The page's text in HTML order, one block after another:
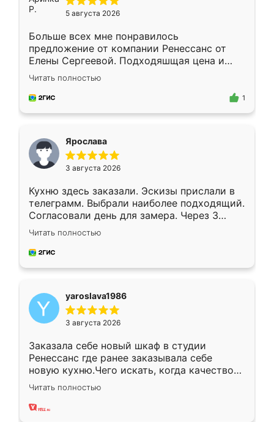
5 августа 2026
Больше всех мне понравилось
предложение от компании Ренессанс от
Елены Сергеевой. Подходяшщая цена и
короткие сроки изготовления. Приехавший
для замера сотрудник Владислав
предложил по моему эскизу самый
Читать полностью
1
Ярослава
3 августа 2026
Кухню здесь заказали. Эскизы прислали в
телеграмм. Выбрали наиболее подходящий.
Согласовали день для замера. Через 3
недели кухня была уже готова. Остались
довольны работой. Спасибо Ренессанс
мебель за качественную работу!
Читать полностью
yaroslava1986
3 августа 2026
Заказала себе новый шкаф в студии
Ренессанс где ранее заказывала себе
новую кухню.Чего искать, когда качеством
вполне довольна. Служит кухня уже почти
два года, нареканий нет.
Читать полностью